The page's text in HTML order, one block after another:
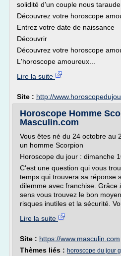
solidité d'un couple nous
Découvrez votre horoscope
Entrez votre date de naissance
Découvrir
Découvrez votre horoscope
L'horoscope amoureux...
Lire la suite
Site : http://
Horoscope Homme
Masculin.com
Vous êtes né du 24 octobre au
un homme Scorpion
Horoscope du jour : dimanche
C'est une question qui vous
temps qui trouvera sa réponse
dilemme avec franchise. Grâce
sens vous trouvez le bon
risques inutiles et la sécurité.
Lire la suite
Site : https://www.masculin.com
Thèmes liés : horoscope du jour